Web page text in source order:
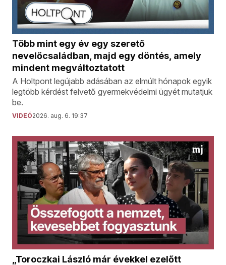
Több mint egy év egy szerető
nevelőcsaládban, majd egy döntés, amely
mindent megváltoztatott
A Holtpont legújabb adásában az elmúlt hónapok egyik
legtöbb kérdést felvető gyermekvédelmi ügyét mutatjuk
be.
VIDEÓ2026. aug. 6. 19:37
„Toroczkai László már évekkel ezelőtt